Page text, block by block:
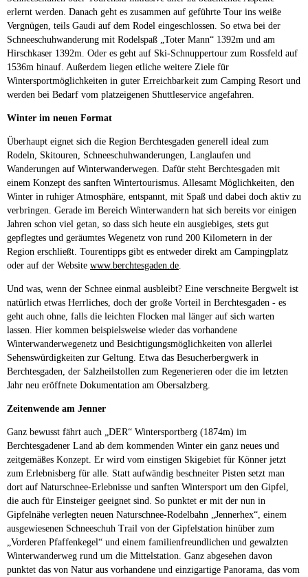
erlernt werden. Danach geht es zusammen auf geführte Tour ins weiße
Vergnügen, teils Gaudi auf dem Rodel eingeschlossen. So etwa bei der
Schneeschuhwanderung mit Rodelspaß „Toter Mann“ 1392m und am
Hirschkaser 1392m. Oder es geht auf Ski-Schnuppertour zum Rossfeld auf
1536m hinauf. Außerdem liegen etliche weitere Ziele für
Wintersportmöglichkeiten in guter Erreichbarkeit zum Camping Resort und
werden bei Bedarf vom platzeigenen Shuttleservice angefahren.
Winter im neuen Format
Überhaupt eignet sich die Region Berchtesgaden generell ideal zum
Rodeln, Skitouren, Schneeschuhwanderungen, Langlaufen und
Wanderungen auf Winterwanderwegen. Dafür steht Berchtesgaden mit
einem Konzept des sanften Wintertourismus. Allesamt Möglichkeiten, den
Winter in ruhiger Atmosphäre, entspannt, mit Spaß und dabei doch aktiv zu
verbringen. Gerade im Bereich Winterwandern hat sich bereits vor einigen
Jahren schon viel getan, so dass sich heute ein ausgiebiges, stets gut
gepflegtes und geräumtes Wegenetz von rund 200 Kilometern in der
Region erschließt. Tourentipps gibt es entweder direkt am Campingplatz
oder auf der Website www.berchtesgaden.de
Und was, wenn der Schnee einmal ausbleibt? Eine verschneite Bergwelt ist
natürlich etwas Herrliches, doch der große Vorteil in Berchtesgaden - es
geht auch ohne, falls die leichten Flocken mal länger auf sich warten
lassen. Hier kommen beispielsweise wieder das vorhandene
Winterwanderwegenetz und Besichtigungsmöglichkeiten von allerlei
Sehenswürdigkeiten zur Geltung. Etwa das Besucherbergwerk in
Berchtesgaden, der Salzheilstollen zum Regenerieren oder die im letzten
Jahr neu eröffnete Dokumentation am Obersalzberg.
Zeitenwende am Jenner
Ganz bewusst fährt auch „DER“ Wintersportberg (1874m) im
Berchtesgadener Land ab dem kommenden Winter ein ganz neues und
zeitgemäßes Konzept. Er wird vom einstigen Skigebiet für Könner jetzt
zum Erlebnisberg für alle. Statt aufwändig beschneiter Pisten setzt man
dort auf Naturschnee-Erlebnisse und sanften Wintersport um den Gipfel,
die auch für Einsteiger geeignet sind. So punktet er mit der nun in
Gipfelnähe verlegten neuen Naturschnee-Rodelbahn „Jennerhex“, einem
ausgewiesenen Schneeschuh Trail von der Gipfelstation hinüber zum
„Vorderen Pfaffenkegel“ und einem familienfreundlichen und gewalzten
Winterwanderweg rund um die Mittelstation. Ganz abgesehen davon
punktet das von Natur aus vorhandene und einzigartige Panorama, das vom